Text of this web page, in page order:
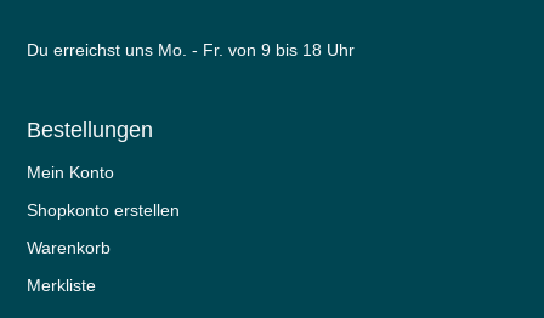
Du erreichst uns Mo. - Fr. von 9 bis 18 Uhr
Bestellungen
Mein Konto
Shopkonto erstellen
Warenkorb
Merkliste